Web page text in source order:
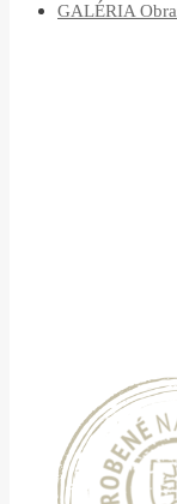
GALÉRIA